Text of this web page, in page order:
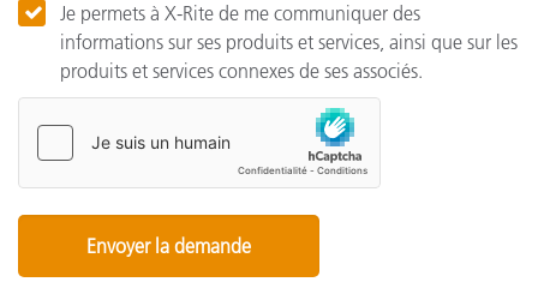
Je permets à X-Rite de me communiquer des
informations sur ses produits et services, ainsi que sur les
produits et services connexes de ses associés.